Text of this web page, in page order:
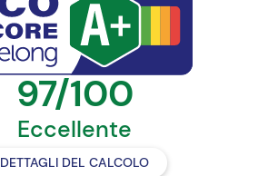
97/100
Eccellente
DETTAGLI DEL CALCOLO